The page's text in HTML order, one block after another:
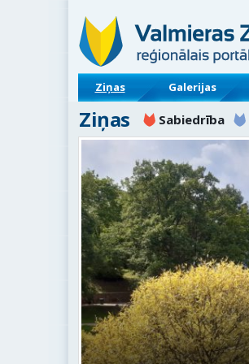
Ziņas Galerijas
Ziņas Sabiedrība